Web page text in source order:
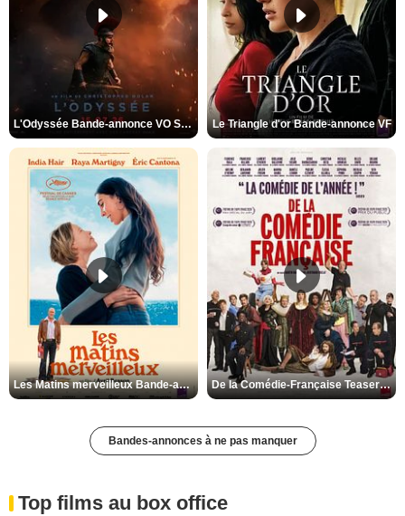
L'Odyssée Bande-annonce VO STFR Le Triangle d'or Bande-annonce VF
Les Matins merveilleux Bande-annonce VF De la Comédie-Française Teaser VF
Bandes-annonces à ne pas manquer
Top films au box office